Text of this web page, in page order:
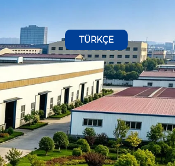
TÜRKÇE